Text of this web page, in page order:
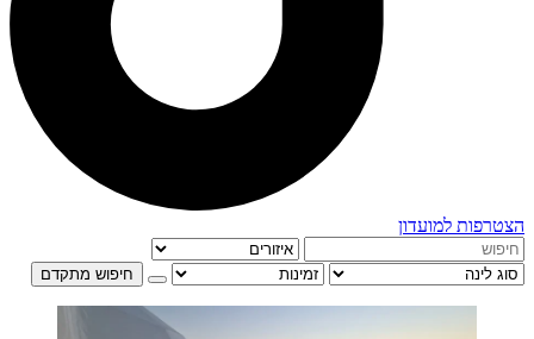
הצטרפות למועדון
חיפוש מתקדם